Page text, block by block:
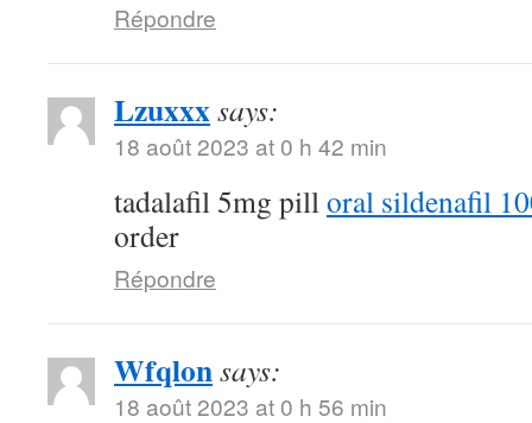
Répondre
Lzuxxxsays:
18 août 2023 at 0 h 42 min
tadalafil 5mg pilloral sildenafil
order
Répondre
Wfqlonsays:
18 août 2023 at 0 h 56 min